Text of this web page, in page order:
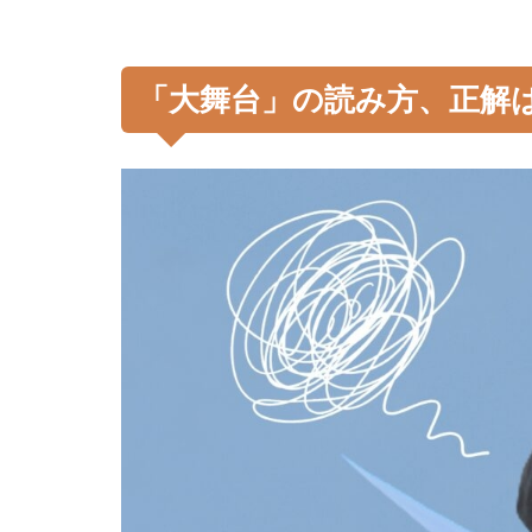
「大舞台」の読み方、正解